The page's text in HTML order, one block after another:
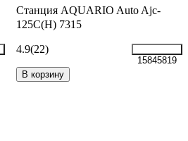
Станция AQUARIO Auto Ajc-
125C(H) 7315
4.9(22)
15845819
В корзину